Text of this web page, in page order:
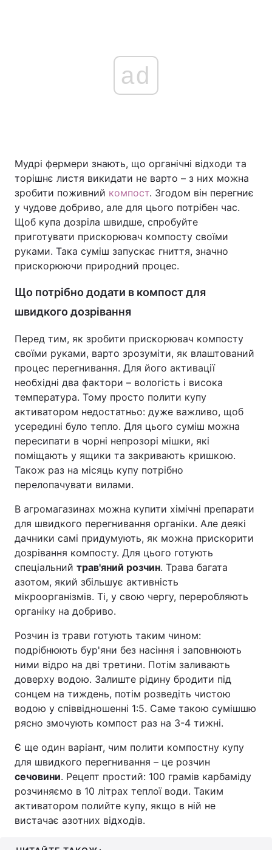
ad
Мудрі фермери знають, що органічні відходи та
торішнє листя викидати не варто – з них можна
зробити поживний компост. Згодом він перегниє
у чудове добриво, але для цього потрібен час.
Щоб купа дозріла швидше, спробуйте
приготувати прискорювач компосту своїми
руками. Така суміш запускає гниття, значно
прискорюючи природний процес.
Що потрібно додати в компост для
швидкого дозрівання
Перед тим, як зробити прискорювач компосту
своїми руками, варто зрозуміти, як влаштований
процес перегнивання. Для його активації
необхідні два фактори – вологість і висока
температура. Тому просто полити купу
активатором недостатньо: дуже важливо, щоб
усередині було тепло. Для цього суміш можна
пересипати в чорні непрозорі мішки, які
поміщають у ящики та закривають кришкою.
Також раз на місяць купу потрібно
перелопачувати вилами.
В агромагазинах можна купити хімічні препарати
для швидкого перегнивання органіки. Але деякі
дачники самі придумують, як можна прискорити
дозрівання компосту. Для цього готують
спеціальний трав'яний розчин. Трава багата
азотом, який збільшує активність
мікроорганізмів. Ті, у свою чергу, переробляють
органіку на добриво.
Розчин із трави готують таким чином:
подрібнюють бур'яни без насіння і заповнюють
ними відро на дві третини. Потім заливають
доверху водою. Залиште рідину бродити під
сонцем на тиждень, потім розведіть чистою
водою у співвідношенні 1:5. Саме такою сумішшю
рясно змочують компост раз на 3-4 тижні.
Є ще один варіант, чим полити компостну купу
для швидкого перегнивання – це розчин
сечовини. Рецепт простий: 100 грамів карбаміду
розчиняємо в 10 літрах теплої води. Таким
активатором полийте купу, якщо в ній не
вистачає азотних відходів.